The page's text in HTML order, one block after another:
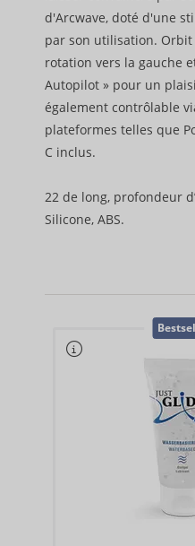
d'Arcwave, doté d'une
par son utilisation. Orbit
rotation vers la gauche
Autopilot » pour un
également contrôlable
plateformes telles que
C inclus.
22 de long, profondeur
Silicone, ABS.